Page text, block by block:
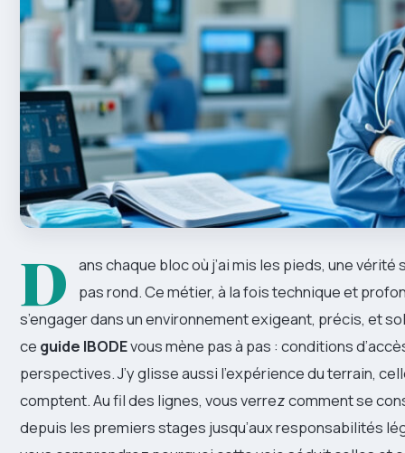
D
ans chaque bloc où j’ai mis les pieds, une vérité
pas rond. Ce métier, à la fois technique et
s’engager dans un environnement exigeant, précis, et
ce guide IBODEvous mène pas à pas : conditions
perspectives. J’y glisse aussi l’expérience du terrain,
comptent. Au fil des lignes, vous verrez comment se
depuis les premiers stages jusqu’aux responsabilités